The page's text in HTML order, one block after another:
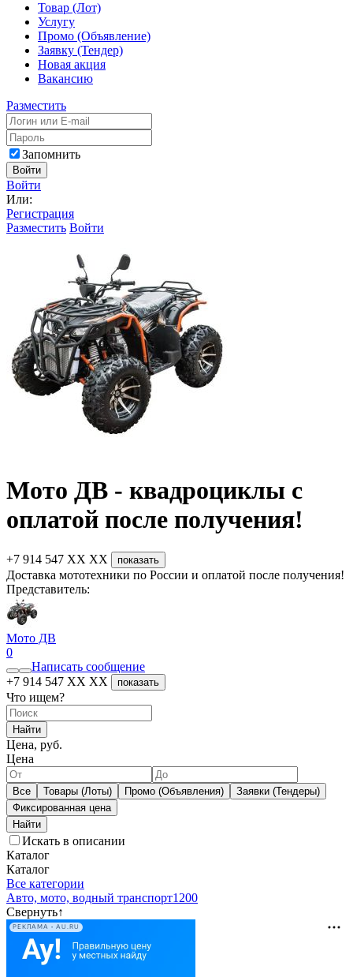
Товар (Лот)
Услугу
Промо (Объявление)
Заявку (Тендер)
Новая акция
Вакансию
Разместить
Запомнить
Войти
Войти
Или:
Регистрация
Разместить Войти
Мото ДВ - квадроциклы с
оплатой после получения!
+7 914 547 XX XX показать
Доставка мототехники по России и оплатой после получения!
Представитель:
Мото ДВ
0
Написать сообщение
+7 914 547 XX XX
показать
Что ищем?
Найти
Цена, руб.
Цена
Все Товары (Лоты) Промо (Объявления)
Заявки (Тендеры)
Фиксированная цена
Искать в описании
Каталог
Каталог
Все категории
Авто, мото, водный транспорт1200
Свернуть↑
РЕКЛАМА • AU.RU